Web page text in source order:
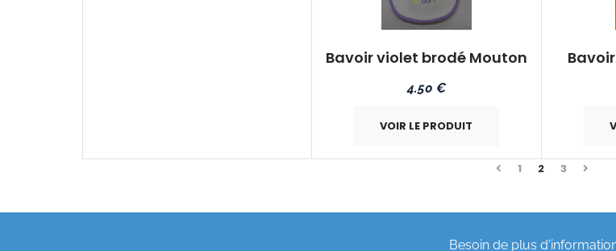
Bavoir violet brodé Mouton
4.50 €
VOIR LE PRODUIT
Précédent
1 2 3
Besoin de plus